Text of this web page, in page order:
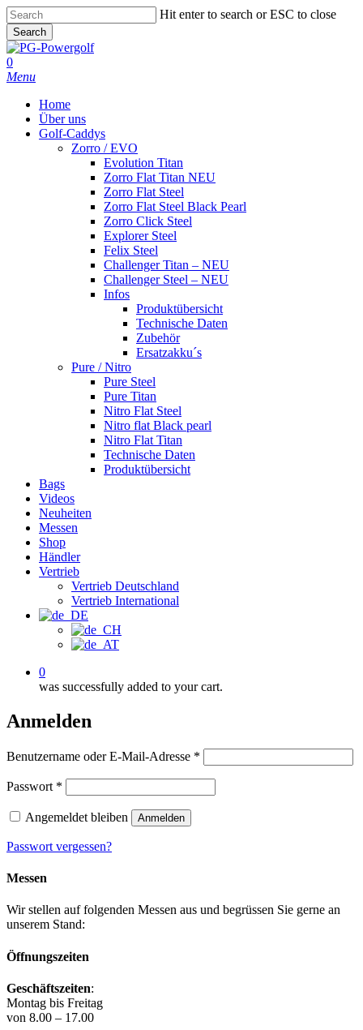
Skip
to
main
content
Hit enter to search or ESC to close
Search
Close
Search
0
Menu
Home
Über uns
Golf-Caddys
Zorro / EVO
Evolution Titan
Zorro Flat Titan NEU
Zorro Flat Steel
Zorro Flat Steel Black Pearl
Zorro Click Steel
Explorer Steel
Felix Steel
Challenger Titan – NEU
Challenger Steel – NEU
Infos
Produktübersicht
Technische Daten
Zubehör
Ersatzakku´s
Pure / Nitro
Pure Steel
Pure Titan
Nitro Flat Steel
Nitro flat Black pearl
Nitro Flat Titan
Technische Daten
Produktübersicht
Bags
Videos
Neuheiten
Messen
Shop
Händler
Vertrieb
Vertrieb Deutschland
Vertrieb International
0
was successfully added to your cart.
Anmelden
Benutzername oder E-Mail-Adresse *
Passwort *
Angemeldet bleiben Anmelden
Passwort vergessen?
Messen
Wir stellen auf folgenden Messen aus und begrüssen Sie gerne an
unserem Stand:
Öffnungszeiten
Geschäftszeiten:
Montag bis Freitag
von 8.00 – 17.00